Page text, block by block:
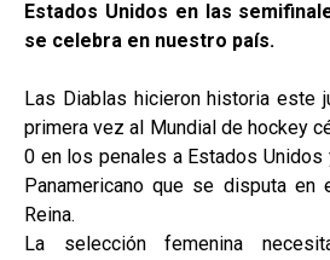
Estados Unidos en las
se celebra en nuestro país.
Las Diablas hicieron historia este
primera vez al Mundial de hockey
0 en los penales a Estados Unidos
Panamericano que se disputa en
Reina.
La selección femenina